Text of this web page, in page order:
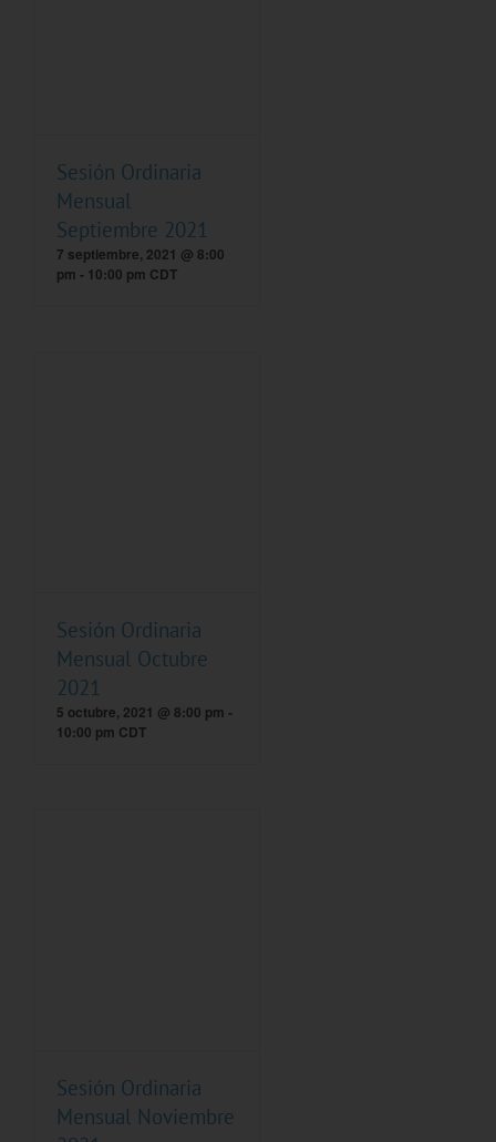
Sesión Ordinaria
Mensual
Septiembre 2021
7 septiembre, 2021 @ 8:00
pm - 10:00 pm CDT
Sesión Ordinaria
Mensual Octubre
2021
5 octubre, 2021 @ 8:00 pm -
10:00 pm CDT
Sesión Ordinaria
Mensual Noviembre